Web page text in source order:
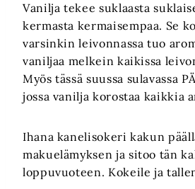
Vanilja tekee suklaasta
kermasta kermaisempaa. Se
varsinkin leivonnassa tuo
vaniljaa melkein kaikissa
Myös tässä suussa sulavassa
jossa vanilja korostaa kaikkia
Ihana kanelisokeri kakun
makuelämyksen ja sitoo tän
loppuvuoteen. Kokeile ja